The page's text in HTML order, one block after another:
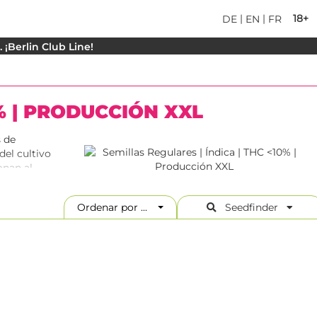
18+
DE | EN | FR
Club Line!
| PRODUCCIÓN XXL
de
cultivo
al
de
o
más
dicho
de
a las
Seedfinder
Ordenar por ...